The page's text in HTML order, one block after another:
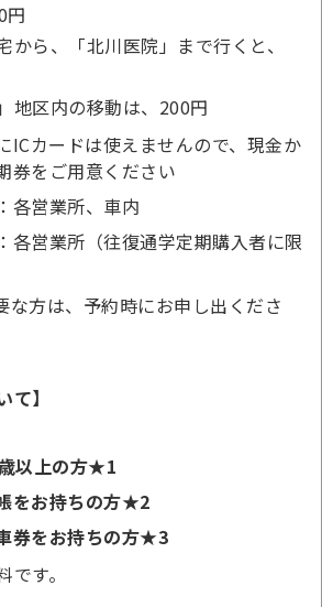
円
から、「北川医院」まで行くと、
地区内の移動は、200円
ICカードは使えませんので、現金か
券をご用意ください
各営業所、車内
各営業所（往復通学定期購入者に限
方は、予約時にお申し出くださ
て】
以上の方★1
をお持ちの方★2
券をお持ちの方★3
す。